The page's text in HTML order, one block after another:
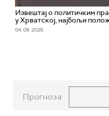
Извештај о политичким
у Хрватској, најбољи
04. 08. 2026.
Прогноза